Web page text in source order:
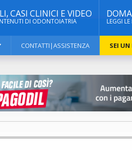
CASI CLINICI E VIDEO
DI ODONTOIATRIA LEGGI LE
CONTATTI|ASSISTENZA SEI